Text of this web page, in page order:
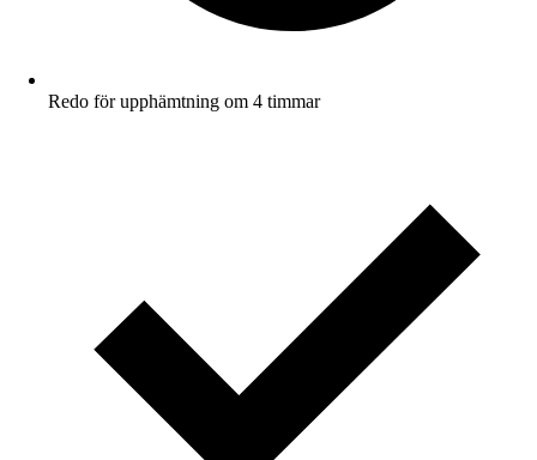
Redo för upphämtning om 4 timmar